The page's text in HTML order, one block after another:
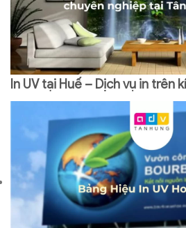
In UV tại Huế – Dịch vụ in trên